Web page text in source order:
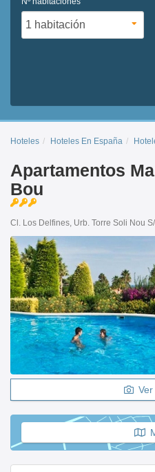
Hoteles Hoteles En España
Apartamentos
Bou
Cl. Los Delfines, Urb. Torre Soli Nou